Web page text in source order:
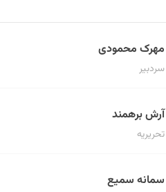
مهرک محمودی
سردبیر
آرش برهمند
تحریریه
سمانه سمیع